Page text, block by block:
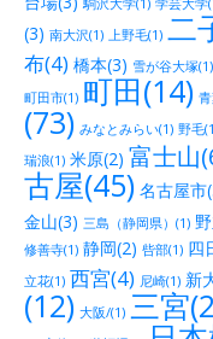
(3) 南大沢(1) 上野毛(1) 二
布(4) 橋本(3) 雪が谷大塚(1)
町田市(1) 町田(14)
(73) みなとみらい(1) 野毛
瑞浪(1) 米原(2) 富士山
古屋(45) 名古屋市
金山(3) 三島（静岡県）(1)
修善寺(1) 静岡(2) 呰部(1) 四
立花(1) 西宮(4) 尼崎(1) 新
(12) 大阪/(1) 三宮